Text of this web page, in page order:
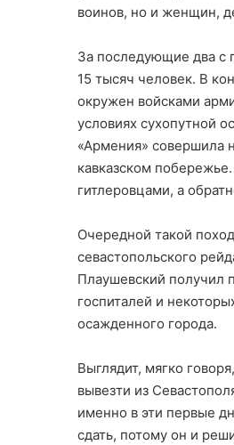
воинов, но и женщин,
За последующие два с
15 тысяч человек. В
окружен войсками
условиях сухопутной
«Армения» совершила
кавказском
гитлеровцами, а
Очередной такой
севастопольского
Плаушевский получил
госпиталей и
осажденного города.
Выглядит, мягко
вывезти из
именно в эти первые
сдать, потому он и